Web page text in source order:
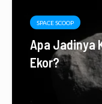
SPACE SCOOP
Apa Jadinya
Ekor?